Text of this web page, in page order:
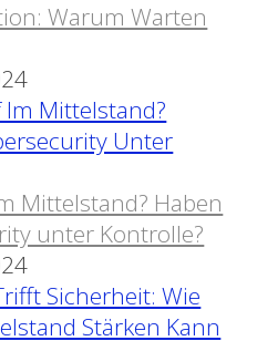
Warum Warten
Mittelstand? Haben
unter Kontrolle?